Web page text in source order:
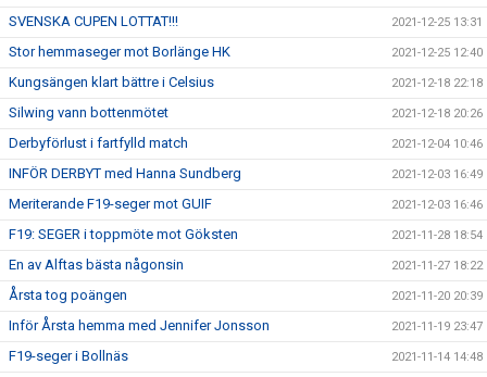
SVENSKA CUPEN LOTTAT!!! 2021-12-25 13:31
Stor hemmaseger mot Borlänge HK 2021-12-25 12:40
Kungsängen klart bättre i Celsius 2021-12-18 22:18
Silwing vann bottenmötet 2021-12-18 20:26
Derbyförlust i fartfylld match 2021-12-04 10:46
INFÖR DERBYT med Hanna Sundberg 2021-12-03 16:49
Meriterande F19-seger mot GUIF 2021-12-03 16:46
F19: SEGER i toppmöte mot Göksten 2021-11-28 18:54
En av Alftas bästa någonsin 2021-11-27 18:22
Årsta tog poängen 2021-11-20 20:39
Inför Årsta hemma med Jennifer Jonsson 2021-11-19 23:47
F19-seger i Bollnäs 2021-11-14 14:48